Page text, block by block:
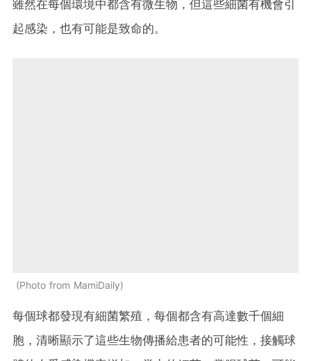
雖然在每個環境中都含有微生物，但這些細菌有機會引
起感染，也有可能是致命的。
Photo from MamiDaily
每個球都發現有細菌繁殖，每個都含有高達數千個細
胞，清晰顯示了這些生物傳播給患者的可能性，接觸球